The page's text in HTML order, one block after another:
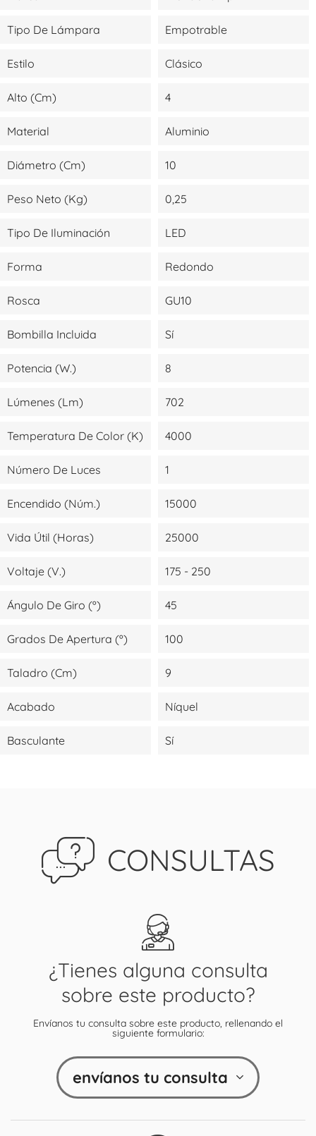
Tipo De Lámpara Empotrable
Estilo Clásico
Alto (cm) 4
Material Aluminio
Diámetro (cm) 10
Peso Neto (kg) 0,25
Tipo De Iluminación LED
Forma Redondo
Rosca GU10
Bombilla Incluida Sí
Potencia (W.) 8
Lúmenes (lm) 702
Temperatura De Color (K) 4000
Número De Luces 1
Encendido (Núm.) 15000
Vida Útil (Horas) 25000
Voltaje (V.) 175 - 250
Ángulo De Giro (º) 45
Grados De Apertura (º) 100
Taladro (cm) 9
Acabado Níquel
Basculante Sí
CONSULTAS
¿Tienes alguna consulta
sobre este producto?
Envíanos tu consulta sobre este producto, rellenando el
siguiente formulario:
envíanos tu consulta